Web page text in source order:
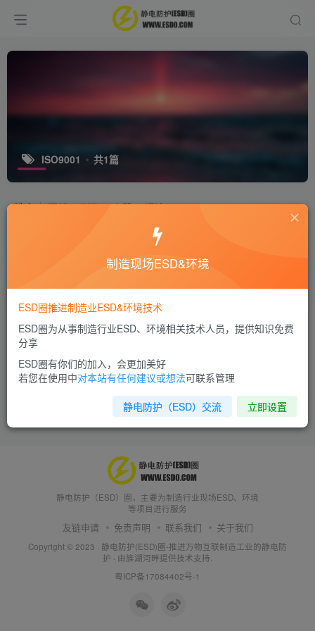
ISO9001 共1篇
排序 更新 浏览 点赞 评论
ISO9000与20等认证有何区别与联系？
十万个为什么
8年前 5208
静电防护（ESD）圈，主要为制造行业现场ESD、环境
等项目进行服务
友链申请 免责声明 联系我们 关于我们
Copyright © 2023 · 静电防护(ESD)圈-推进万物互联制造工业的静电防
护 · 由旌湖河畔提供技术支持.
粤ICP备17084402号-1
制造现场ESD&环境
ESD圈推进制造业ESD&环境技术
ESD圈为从事制造行业ESD、环境相关技术人员，提供知识免费
分享
ESD圈有你们的加入，会更加美好
若您在使用中对本站有任何建议或想法可联系管理
静电防护（ESD）交流 立即设置